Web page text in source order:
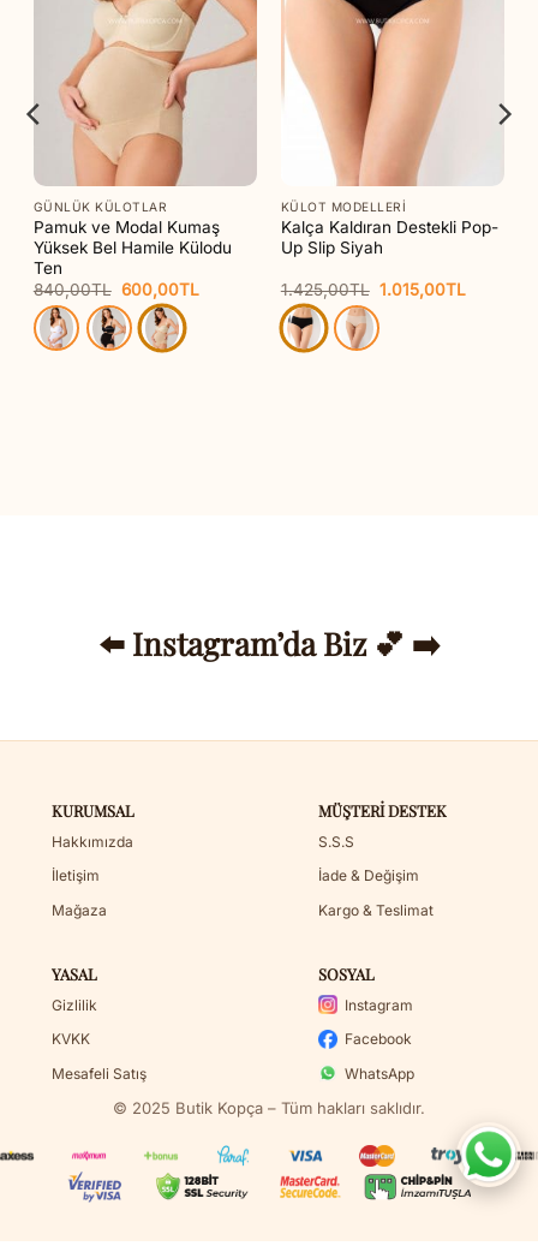
GÜNLÜK KÜLOTLAR
Pamuk ve Modal Kumaş
Yüksek Bel Hamile Külodu
Ten
840,00TL Orijinal
fiyat:
840,00TL.
600,00TL
600,00TL.
KÜLOT MODELLERI
Kalça Kaldıran Destekli Pop-
Up Slip Siyah
1.425,00TL Orijinal
1.425,00TL.
1.015,00TL
⬅️ Instagram’da Biz 💕 ➡️
KURUMSAL
Hakkımızda
İletişim
Mağaza
MÜŞTERI DESTEK
S.S.S
İade & Değişim
Kargo & Teslimat
YASAL
Gizlilik
KVKK
Mesafeli Satış
SOSYAL
Instagram
Facebook
WhatsApp
© 2025 Butik Kopça – Tüm hakları saklıdır.